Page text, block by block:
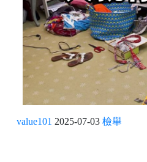
value101 2025-07-03 檢舉